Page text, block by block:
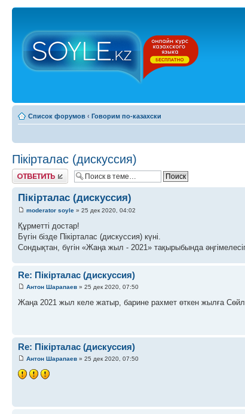
Список форумов ‹ Говорим по-казахски
Пікірталас (дискуссия)
Ответить
Пікірталас (дискуссия)
moderator soyle » 25 дек 2020, 04:02
Құрметті достар!
Бүгін бізде Пікірталас (дискуссия) күні.
Сондықтан, бүгін «Жаңа жыл - 2021» тақырыбында
Re: Пікірталас (дискуссия)
Антон Шарапаев » 25 дек 2020, 07:50
Жаңа 2021 жыл келе жатыр, барине рахмет өткен жылға
Re: Пікірталас (дискуссия)
Антон Шарапаев » 25 дек 2020, 07:50